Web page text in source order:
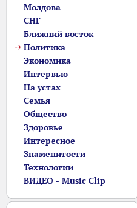
Молдова
СНГ
Ближний восток
Политика
Экономика
Интервью
На устах
Семья
Общество
Здоровье
Интересное
Знаменитости
Технологии
ВИДЕО - Music Clip